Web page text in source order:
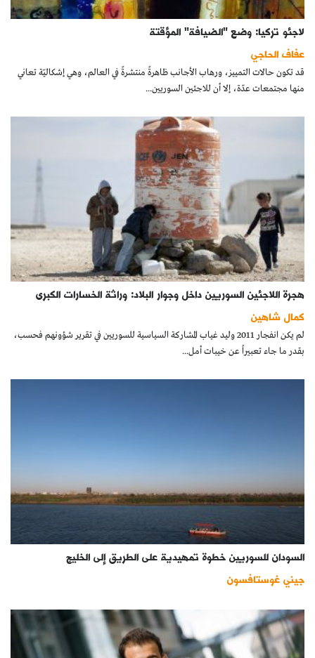
لاجئو تركيا: وضع "الضيافة" المؤقتة
عفاف الحاجي
قد تكون حالات التمييز، ورهاب الأجانب ظاهرةً منتشرةً في العالم، وهي إشكاليّة تعاني
منها مجتمعات عدّة، إلا أن للاجئين السوريين...
هجرة اللاجئين السوريين داخل وجوار البلاد: وراثة الخسارات الكبرى
كمال شاهين
لم يكن انفجار 2011 وليد غياب المشاركة السياسية للسوريين في تقرير شؤونهم فحسب،
بقدر ما جاء تعبيراً عن خيبات أمل...
السودان للسوريين خطوة تمهيدية على الطريق إلى الخليج
جيني غوستافسون